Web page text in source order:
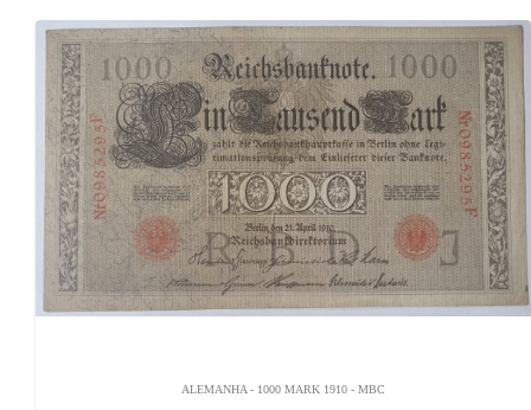
ALEMANHA - 1000 MARK 1910 - MBC